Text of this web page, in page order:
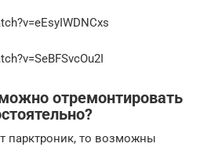
отремонтировать
парктроник, то возможны